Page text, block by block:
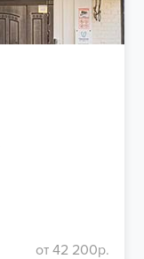
от 42 200р.